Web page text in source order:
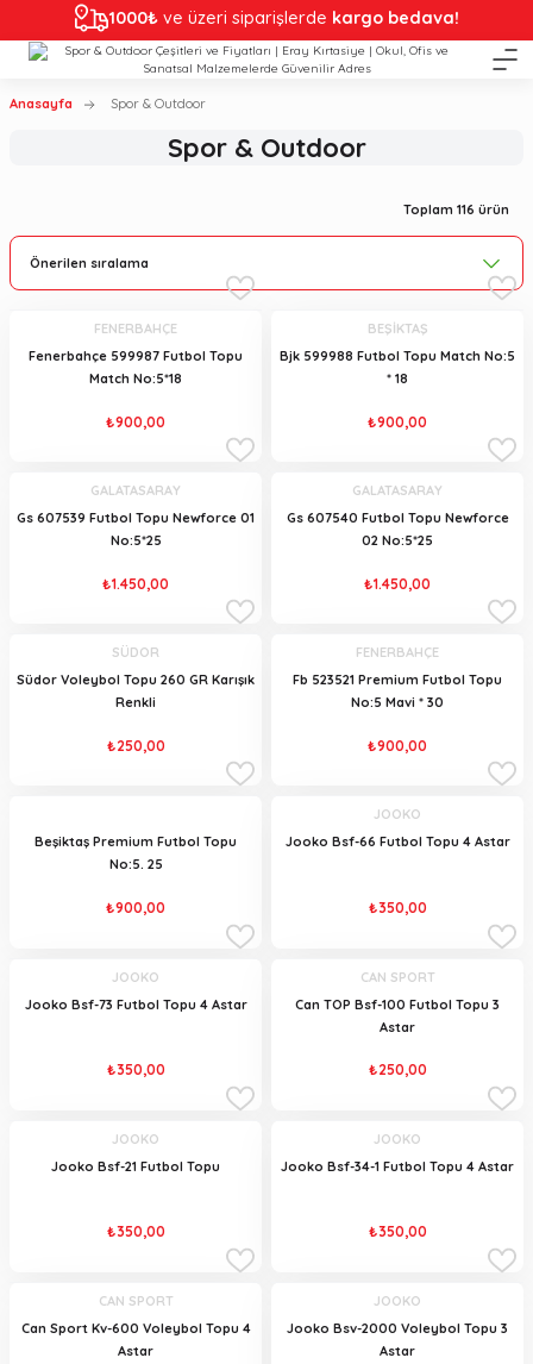
1000₺ ve üzeri siparişlerde kargo bedava!
Anasayfa Spor & Outdoor
Spor & Outdoor
Toplam 116 ürün
FENERBAHÇE
Fenerbahçe 599987 Futbol Topu
Match No:5*18
₺900,00
BEŞİKTAŞ
Bjk 599988 Futbol Topu Match No:5
* 18
₺900,00
GALATASARAY
Gs 607539 Futbol Topu Newforce 01
No:5*25
₺1.450,00
GALATASARAY
Gs 607540 Futbol Topu Newforce
02 No:5*25
₺1.450,00
SÜDOR
Südor Voleybol Topu 260 GR Karışık
Renkli
₺250,00
FENERBAHÇE
Fb 523521 Premium Futbol Topu
No:5 Mavi * 30
₺900,00
Beşiktaş Premium Futbol Topu
No:5. 25
₺900,00
JOOKO
Jooko Bsf-66 Futbol Topu 4 Astar
₺350,00
JOOKO
Jooko Bsf-73 Futbol Topu 4 Astar
₺350,00
CAN SPORT
Can TOP Bsf-100 Futbol Topu 3
Astar
₺250,00
JOOKO
Jooko Bsf-21 Futbol Topu
₺350,00
JOOKO
Jooko Bsf-34-1 Futbol Topu 4 Astar
₺350,00
CAN SPORT
Can Sport Kv-600 Voleybol Topu 4
Astar
JOOKO
Jooko Bsv-2000 Voleybol Topu 3
Astar